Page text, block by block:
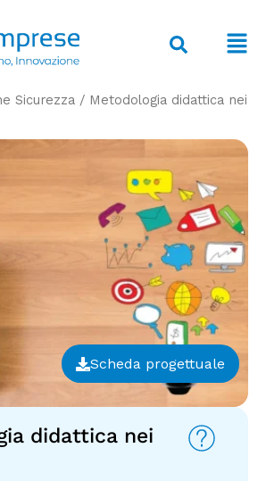
Sicurezza / Metodologia didattica nei
Scheda progettuale
didattica nei